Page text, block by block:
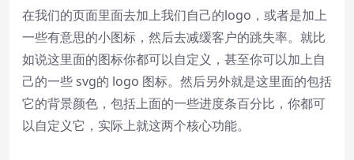
在我们的页面里面去加上我们自己的logo，或者是加上
一些有意思的小图标，然后去减缓客户的跳失率。就比
如说这里面的图标你都可以自定义，甚至你可以加上自
己的一些 svg的 logo 图标。然后另外就是这里面的包括
它的背景颜色，包括上面的一些进度条百分比，你都可
以自定义它，实际上就这两个核心功能。